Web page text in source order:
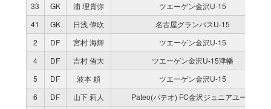
33
GK 浦 理貴弥
ツエーゲン金沢U-15
41
GK 日浅 偉吹
名古屋グランパスU-15
2
DF 宮村 海輝
ツエーゲン金沢U-15
4
DF 吉村 侑大
ツエーゲン金沢U-15津幡
5
DF 波本 頼
ツエーゲン金沢U-15
6
DF 山下 莉人
Pateo(パテオ) FC金沢ジュニアユース